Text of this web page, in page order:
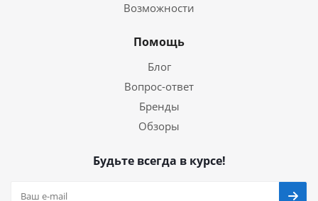
Возможности
Помощь
Блог
Вопрос-ответ
Бренды
Обзоры
Будьте всегда в курсе!